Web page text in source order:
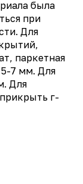
была
при
Для
паркетная
7 мм. Для
Для
г-